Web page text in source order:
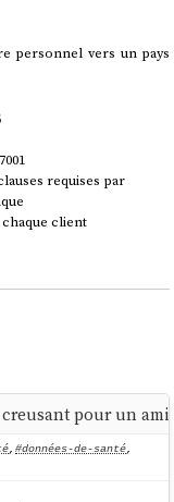
personnel vers un pays
requises par
client
creusant pour un ami
, #données-de-santé,